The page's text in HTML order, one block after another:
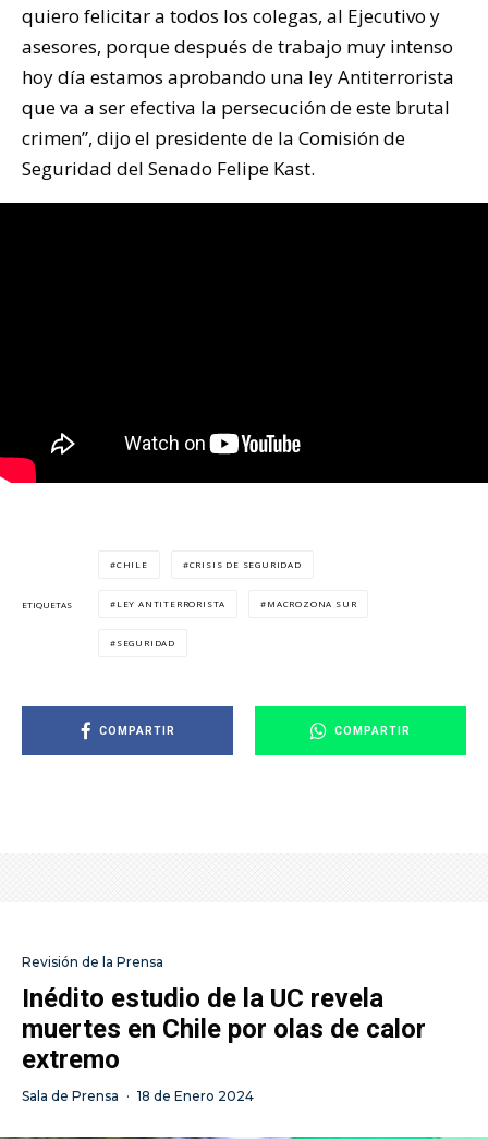
quiero felicitar a todos los colegas, al Ejecutivo y
asesores, porque después de trabajo muy intenso
hoy día estamos aprobando una ley Antiterrorista
que va a ser efectiva la persecución de este brutal
crimen”, dijo el presidente de la Comisión de
Seguridad del Senado Felipe Kast.
ETIQUETAS
CHILE CRISIS DE SEGURIDAD
LEY ANTITERRORISTA MACROZONA SUR
SEGURIDAD
COMPARTIR COMPARTIR
Revisión de la Prensa
Inédito estudio de la UC revela
muertes en Chile por olas de calor
extremo
Sala de Prensa · 18 de Enero 2024